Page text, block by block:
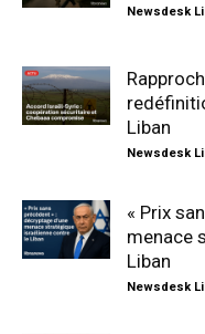
Newsdesk
Liban
Newsdesk
« Prix
menace
Liban
Newsdesk